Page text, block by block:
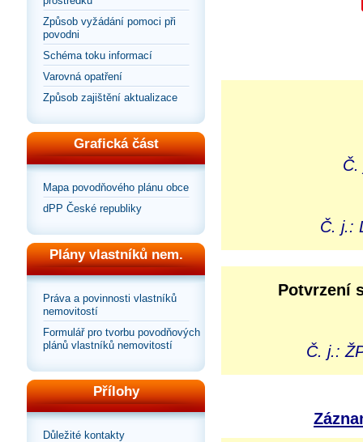
Způsob vyžádání pomoci při
povodni
Schéma toku informací
Varovná opatření
Způsob zajištění aktualizace
Grafická část
Mapa povodňového plánu obce
dPP České republiky
Plány vlastníků nem.
Práva a povinnosti vlastníků
nemovitostí
Formulář pro tvorbu povodňových
plánů vlastníků nemovitostí
Přílohy
Důležité kontakty
Č.
Č. j.:
Potvrzení
Č. j.: